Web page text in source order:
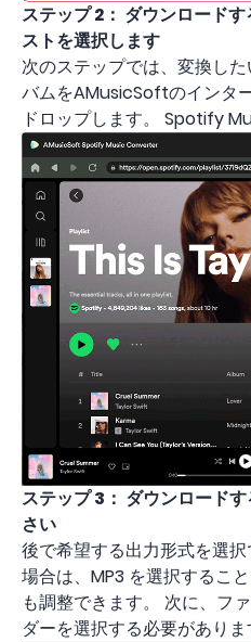
ステップ 2： ダウンロード
ストを選択します
次のステップでは、変換し
バムをAMusicSoftのインタ
ドロップします。 Spotify
ステップ 3： ダウンロード
さい
後で希望する出力形式を選
場合は、MP3 を選択するこ
も調整できます。 次に、フ
ダーを選択する必要がありま